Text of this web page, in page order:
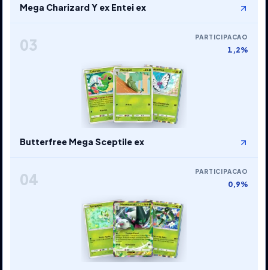
Mega Charizard Y ex Entei ex
03 PARTICIPACAO
1,2%
Butterfree Mega Sceptile ex
04 PARTICIPACAO
0,9%